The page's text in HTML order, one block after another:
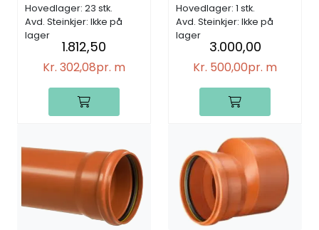
Hovedlager: 23 stk.
Avd. Steinkjer: Ikke på
lager
1.812,50
Kr. 302,08pr. m
Hovedlager: 1 stk.
Avd. Steinkjer: Ikke på
lager
3.000,00
Kr. 500,00pr. m